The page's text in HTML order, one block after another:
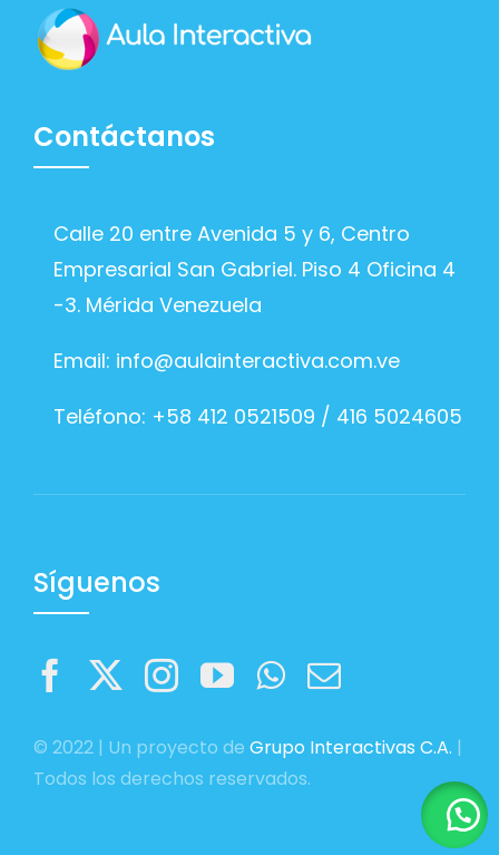
Contáctanos
Calle 20 entre Avenida 5 y 6, Centro
Empresarial San Gabriel. Piso 4 Oficina 4
-3. Mérida Venezuela
Email: info@aulainteractiva.com.ve
Teléfono: +58 412 0521509 / 416 5024605
Síguenos
© 2022 | Un proyecto de Grupo Interactivas C.A. |
Todos los derechos reservados.